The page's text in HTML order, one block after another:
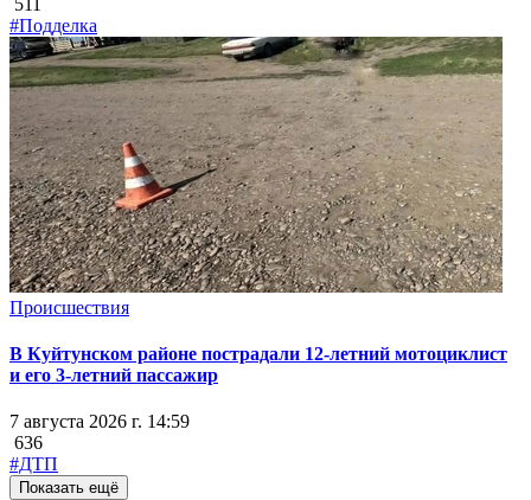
#Подделка
Происшествия
В Куйтунском районе пострадали 12-летний мотоциклист
и его 3-летний пассажир
7 августа 2026 г. 14:59
636
#ДТП
Показать ещё